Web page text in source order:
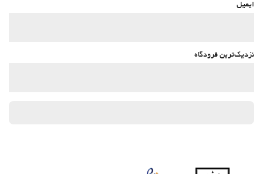
ایمیل
نزدیک‌ترین فرودگاه